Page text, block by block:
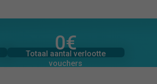
0€
Totaal aantal verlootte
vouchers
0€
Totaal bedrag aan
toegezegde donaties
Inloggen
English
Deutsch